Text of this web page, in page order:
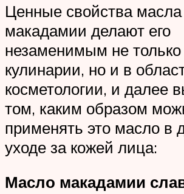
Ценные свойства масла
макадамии делают его
незаменимым не только
кулинарии, но и в
косметологии, и далее
том, каким образом
применять это масло в
уходе за кожей лица:
Масло макадамии